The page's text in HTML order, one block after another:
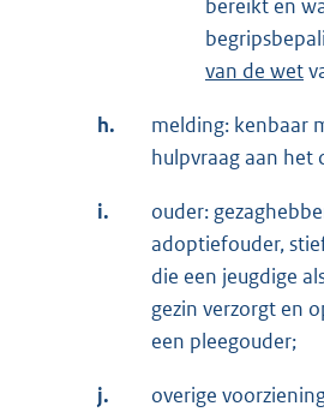
bereikt en
van de wet
h.
melding: kenbaar
hulpvraag aan het
i.
ouder:
adoptiefouder,
die een jeugdige
gezin verzorgt en
een pleegouder;
j.
overige